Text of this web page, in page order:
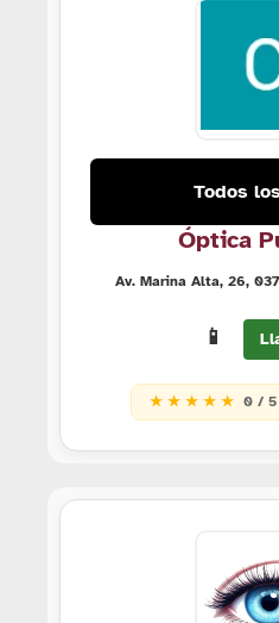
Todos
Óptica
Av. Marina Alta, 26,
📱
★ ★ ★ ★ ★ 0 / 5